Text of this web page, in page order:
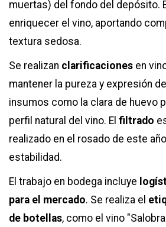
muertas) del fondo del depósito.
enriquecer el vino, aportando
textura sedosa.
Se realizan clarificaciones en
mantener la pureza y expresión
insumos como la clara de huevo
perfil natural del vino. El filtrado
realizado en el rosado de este
estabilidad.
El trabajo en bodega incluye
para el mercado. Se realiza el
de botellas, como el vino